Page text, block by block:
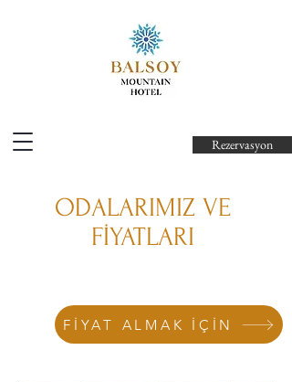
Rezervasyon
ODALARIMIZ VE
FİYATLARI
FİYAT ALMAK İÇİN